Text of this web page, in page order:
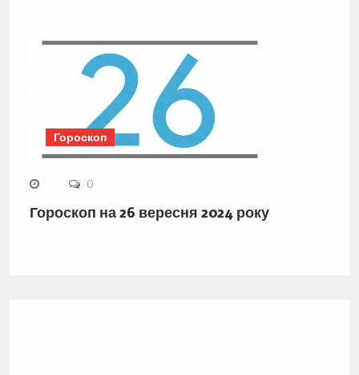
Гороскоп
0
Гороскоп на 26 вересня 2024 року